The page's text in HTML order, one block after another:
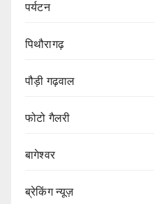
पर्यटन
पिथौरागढ़
पौड़ी गढ़वाल
फोटो गैलरी
बागेश्वर
ब्रेकिंग न्यूज़